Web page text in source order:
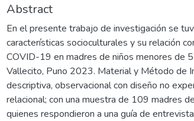
Abstract
En el presente trabajo de investigación se
características socioculturales y su relación
COVID-19 en madres de niños menores de
Vallecito, Puno 2023. Material y Método de
descriptiva, observacional con diseño no
relacional; con una muestra de 109 madres
quienes respondieron a una guía de